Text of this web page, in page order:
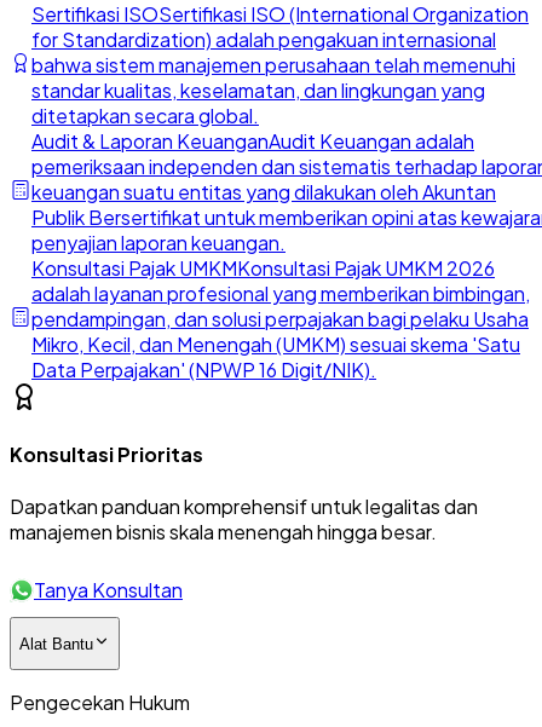
Sertifikasi ISOSertifikasi ISO (International Organization
for Standardization) adalah pengakuan internasional
bahwa sistem manajemen perusahaan telah memenuhi
standar kualitas, keselamatan, dan lingkungan yang
ditetapkan secara global.
Audit & Laporan KeuanganAudit Keuangan adalah
pemeriksaan independen dan sistematis terhadap
keuangan suatu entitas yang dilakukan oleh Akuntan
Publik Bersertifikat untuk memberikan opini atas
penyajian laporan keuangan.
Konsultasi Pajak UMKMKonsultasi Pajak UMKM 2026
adalah layanan profesional yang memberikan bimbingan,
pendampingan, dan solusi perpajakan bagi pelaku Usaha
Mikro, Kecil, dan Menengah (UMKM) sesuai skema 'Satu
Data Perpajakan' (NPWP 16 Digit/NIK).
Konsultasi Prioritas
Dapatkan panduan komprehensif untuk legalitas dan
manajemen bisnis skala menengah hingga besar.
Tanya Konsultan
Alat Bantu
Pengecekan Hukum